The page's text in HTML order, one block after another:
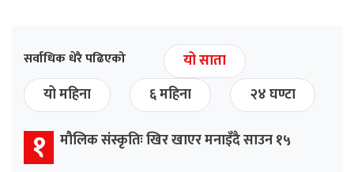
सर्वाधिक धेरै पढिएको
यो साता
यो महिना
६ महिना २४ घण्टा
१ मौलिक संस्कृतिः खिर खाएर मनाइँदै साउन १५